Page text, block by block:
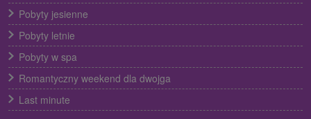
Pobyty jesienne
Pobyty letnie
Pobyty w spa
Romantyczny weekend dla dwojga
Last minute